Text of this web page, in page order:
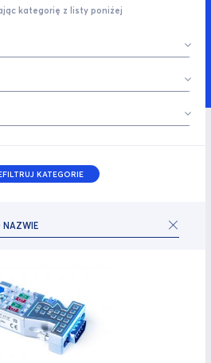
kategorię z listy poniżej
KATEGORIE